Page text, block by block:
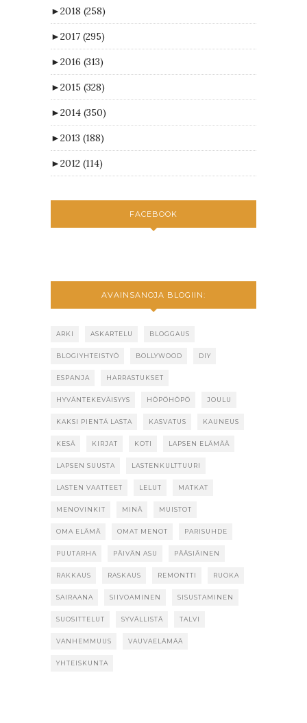
►2018 (258)
►2017 (295)
►2016 (313)
►2015 (328)
►2014 (350)
►2013 (188)
►2012 (114)
FACEBOOK
AVAINSANOJA BLOGIIN:
ARKI ASKARTELU BLOGGAUS
BLOGIYHTEISTYÖ BOLLYWOOD DIY
ESPANJA HARRASTUKSET
HYVÄNTEKEVÄISYYS HÖPÖHÖPÖ JOULU
KAKSI PIENTÄ LASTA KASVATUS KAUNEUS
KESÄ KIRJAT KOTI LAPSEN ELÄMÄÄ
LAPSEN SUUSTA LASTENKULTTUURI
LASTEN VAATTEET LELUT MATKAT
MENOVINKIT MINÄ MUISTOT
OMA ELÄMÄ OMAT MENOT PARISUHDE
PUUTARHA PÄIVÄN ASU PÄÄSIÄINEN
RAKKAUS RASKAUS REMONTTI RUOKA
SAIRAANA SIIVOAMINEN SISUSTAMINEN
SUOSITTELUT SYVÄLLISTÄ TALVI
VANHEMMUUS VAUVAELÄMÄÄ
YHTEISKUNTA